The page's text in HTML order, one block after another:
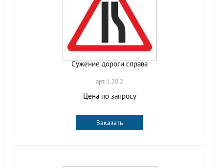
Сужение дороги справа
арт. 1.20.2
Цена по запросу
Заказать